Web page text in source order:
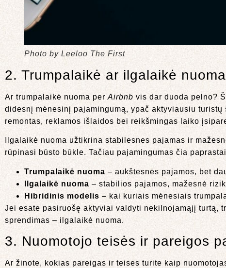
Photo by Leeloo The First
2. Trumpalaikė ar ilgalaikė
Ar trumpalaikė nuoma per Airbnb vis dar duoda pelno?
didesnį mėnesinį pajamingumą, ypač aktyviausiu
remontas, reklamos išlaidos bei reikšmingas laiko
Ilgalaikė nuoma užtikrina stabilesnes pajamas ir
rūpinasi būsto būkle. Tačiau pajamingumas čia
Trumpalaikė nuoma – aukštesnės pajamos, bet
Ilgalaikė nuoma – stabilios pajamos, mažesnė
Hibridinis modelis – kai kuriais mėnesiais
Jei esate pasiruošę aktyviai valdyti nekilnojamąjį turtą,
sprendimas – ilgalaikė nuoma.
3. Nuomotojo teisės ir pareigos
Ar žinote, kokias pareigas ir teises turite kaip